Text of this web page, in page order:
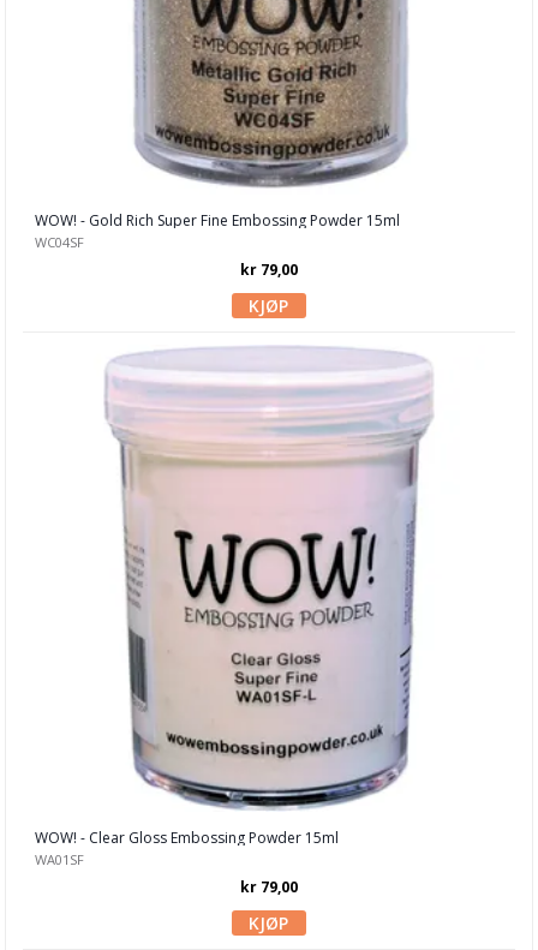
Vokssegl & tilbehør
Bånd, Blonder & Tekstil
Garn & Tilbehør
Gips, støp, form
Kunstnermateriell
Maling & Tusj
Oppbevaring
Papir, Kort & Konvolutt
Sjablong & Tilbehør
Tegneutstyr, penner & tusjer
Dekor & Bord
Gaveinnpakking
Kake & Bake
WOW! - Gold Rich Super Fine Embossing Powder 15ml
WC04SF
kr 79,00
WOW! - Clear Gloss Embossing Powder 15ml
WA01SF
kr 79,00